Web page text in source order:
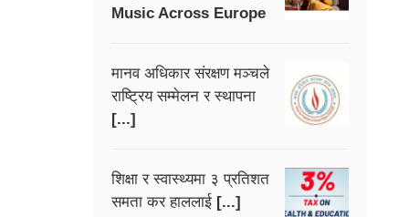
Music Across Europe
मानव अधिकार संरक्षण मञ्चले
राष्ट्रिय सम्मेलन र स्थापना
[...]
शिक्षा र स्वास्थ्यमा ३ प्रतिशत
समता कर हाललाई [...]